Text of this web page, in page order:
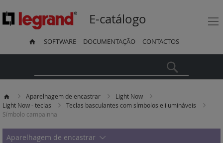
E-catálogo
SOFTWARE DOCUMENTAÇÃO CONTACTOS
Aparelhagem de encastrar
Light Now
Light Now - teclas
Teclas basculantes com símbolos e ilumináveis
Símbolo campainha
Aparelhagem de encastrar